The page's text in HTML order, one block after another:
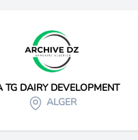
TG DAIRY DEVELOPMENT
ALGER